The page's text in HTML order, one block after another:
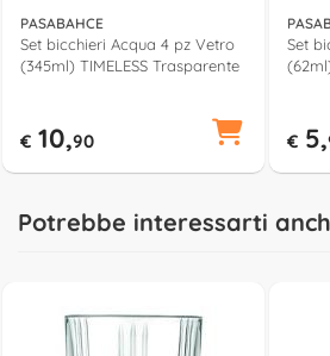
PASABAHCE
Set bicchieri Acqua 4 pz Vetro
(345ml) TIMELESS Trasparente
€ 10,90
Set
€ 5,
Potrebbe interessarti